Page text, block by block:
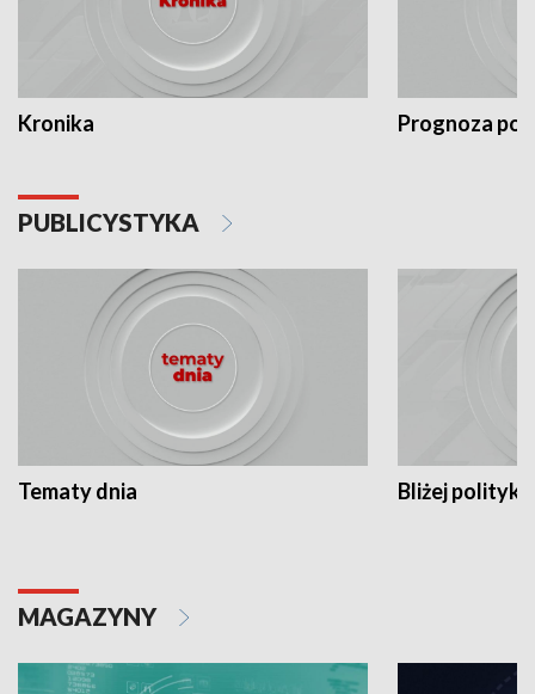
Kronika Prognoza
PUBLICYSTYKA
Tematy dnia Bliżej polityki
MAGAZYNY